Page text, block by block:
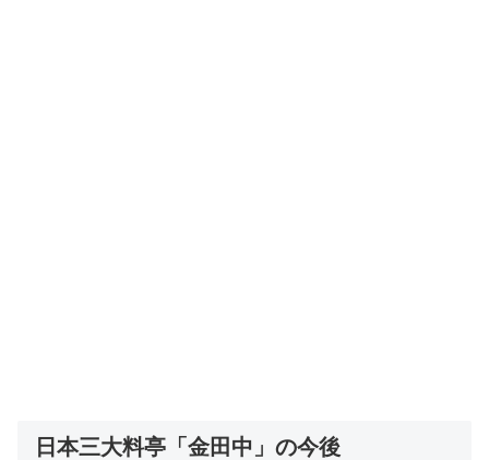
日本三大料亭「金田中」の今後